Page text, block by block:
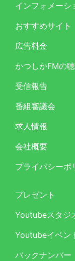
インフォメーシ
おすすめサイト
広告料金
かつしかFMの
受信報告
番組審議会
求人情報
会社概要
プライバシーポ
プレゼント
Youtubeスタジ
Youtubeイベン
バックナンバー